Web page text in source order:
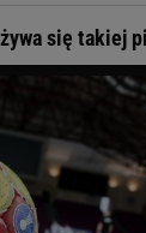
się takiej